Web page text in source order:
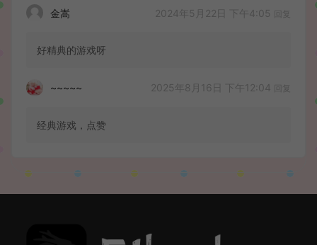
金嵩 2024年5月22日 下午4:05
好精典的游戏呀
~~~~~ 2025年8月16日 下午12:04
经典游戏，点赞